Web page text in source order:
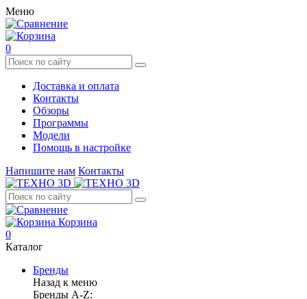
Меню
0
Доставка и оплата
Контакты
Обзоры
Программы
Модели
Помощь в настройке
Напишите нам Контакты
Корзина
0
Каталог
Бренды
Назад к меню
Бренды A-Z: